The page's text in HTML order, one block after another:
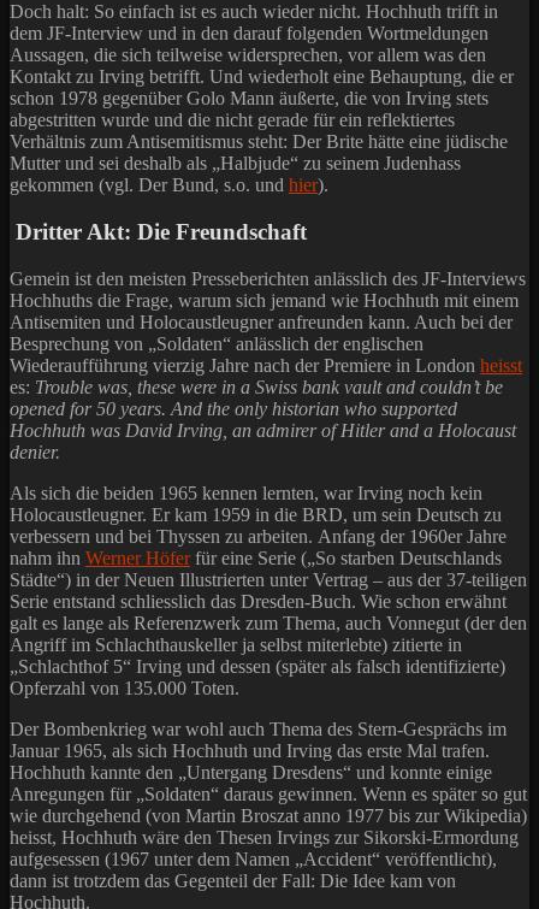
Doch halt: So einfach ist es auch wieder nicht. Hochhuth trifft in
dem JF-Interview und in den darauf folgenden Wortmeldungen
Aussagen, die sich teilweise widersprechen, vor allem was den
Kontakt zu Irving betrifft. Und wiederholt eine Behauptung, die er
schon 1978 gegenüber Golo Mann äußerte, die von Irving stets
abgestritten wurde und die nicht gerade für ein reflektiertes
Verhältnis zum Antisemitismus steht: Der Brite hätte eine jüdische
Mutter und sei deshalb als „Halbjude“ zu seinem Judenhass
gekommen (vgl. Der Bund, s.o. und hier).
Dritter Akt: Die Freundschaft
Gemein ist den meisten Presseberichten anlässlich des JF-Interviews
Hochhuths die Frage, warum sich jemand wie Hochhuth mit einem
Antisemiten und Holocaustleugner anfreunden kann. Auch bei der
Besprechung von „Soldaten“ anlässlich der englischen
Wiederaufführung vierzig Jahre nach der Premiere in London heisst
es: Trouble was, these were in a Swiss bank vault and couldn’t be
opened for 50 years. And the only historian who supported
Hochhuth was David Irving, an admirer of Hitler and a Holocaust
denier.
Als sich die beiden 1965 kennen lernten, war Irving noch kein
Holocaustleugner. Er kam 1959 in die BRD, um sein Deutsch zu
verbessern und bei Thyssen zu arbeiten. Anfang der 1960er Jahre
nahm ihn Werner Höferfür eine Serie („So starben Deutschlands
Städte“) in der Neuen Illustrierten unter Vertrag – aus der 37-teiligen
Serie entstand schliesslich das Dresden-Buch. Wie schon erwähnt
galt es lange als Referenzwerk zum Thema, auch Vonnegut (der den
Angriff im Schlachthauskeller ja selbst miterlebte) zitierte in
„Schlachthof 5“ Irving und dessen (später als falsch identifizierte)
Opferzahl von 135.000 Toten.
Der Bombenkrieg war wohl auch Thema des Stern-Gesprächs im
Januar 1965, als sich Hochhuth und Irving das erste Mal trafen.
Hochhuth kannte den „Untergang Dresdens“ und konnte einige
Anregungen für „Soldaten“ daraus gewinnen. Wenn es später so gut
wie durchgehend (von Martin Broszat anno 1977 bis zur Wikipedia)
heisst, Hochhuth wäre den Thesen Irvings zur Sikorski-Ermordung
aufgesessen (1967 unter dem Namen „Accident“ veröffentlicht),
dann ist trotzdem das Gegenteil der Fall: Die Idee kam von
Hochhuth.